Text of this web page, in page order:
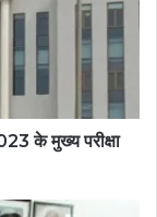
के मुख्य परीक्षा